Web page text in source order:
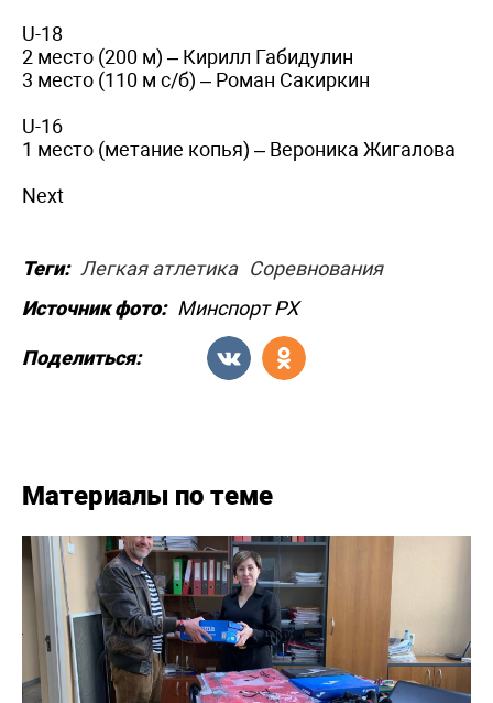
U-18
2 место (200 м) – Кирилл Габидулин
3 место (110 м с/б) – Роман Сакиркин
U-16
1 место (метание копья) – Вероника Жигалова
Next
Теги: Легкая атлетика Соревнования
Источник фото: Минспорт РХ
Поделиться:
Материалы по теме